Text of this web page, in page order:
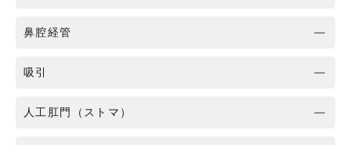
鼻腔経管
吸引
人工肛門（ストマ）